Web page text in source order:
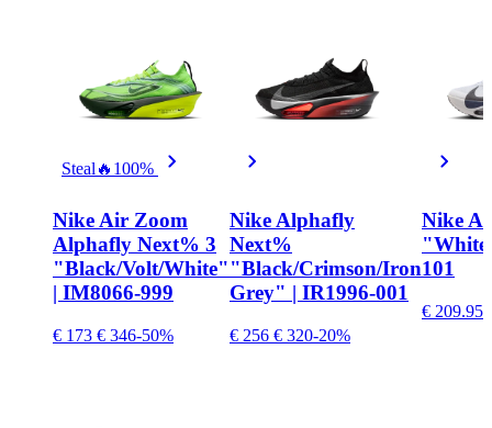
Steal 🔥 100%
Nike Air Zoom
Alphafly Next% 3
"Black/Volt/White"
| IM8066-999
€ 173 € 346-50%
Nike Alphafly
Next%
"Black/Crimson/Iron
Grey" | IR1996-001
€ 256 € 320-20%
Nike
101
€ 209.95